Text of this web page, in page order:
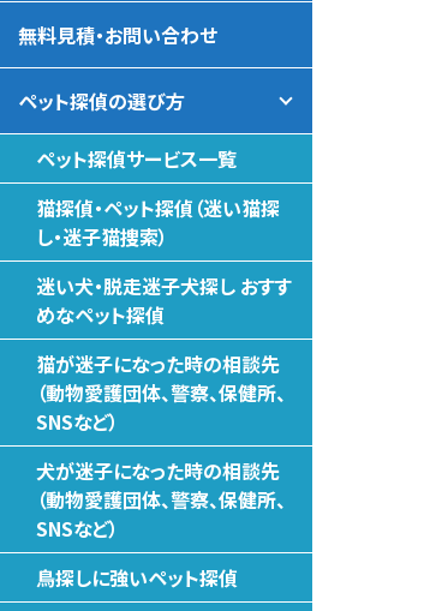
無料見積・お問い合わせ
ペット探偵の選び方
ペット探偵サービス一覧
猫探偵・ペット探偵（迷い猫探
し・迷子猫捜索）
迷い犬・脱走迷子犬探し おすす
めなペット探偵
猫が迷子になった時の相談先
（動物愛護団体、警察、保健所、
SNSなど）
犬が迷子になった時の相談先
（動物愛護団体、警察、保健所、
SNSなど）
鳥探しに強いペット探偵